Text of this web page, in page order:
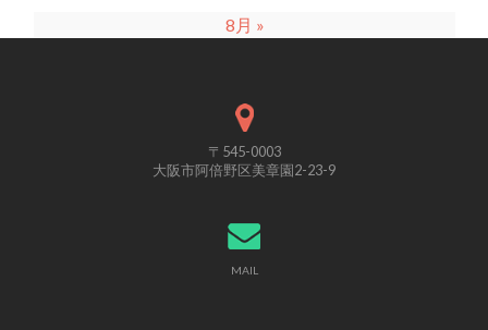
8月 »
〒545-0003
大阪市阿倍野区美章園2-23-9
MAIL